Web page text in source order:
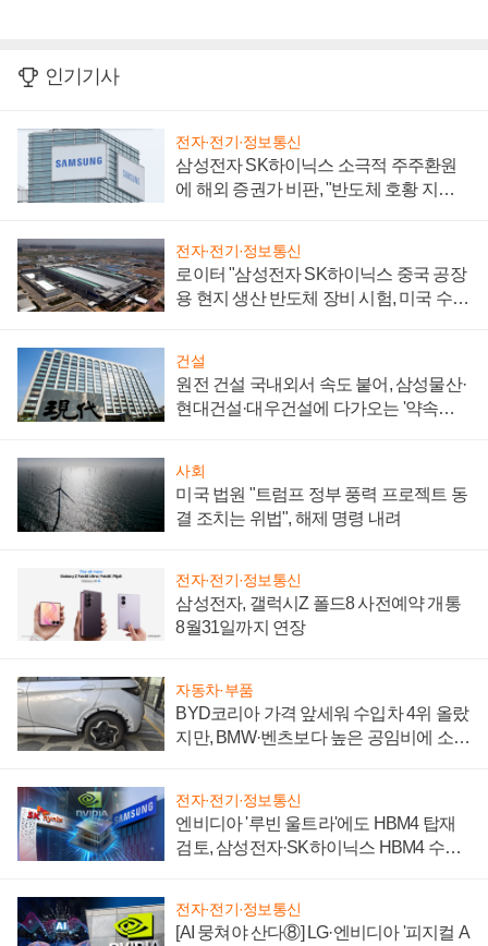
인기기사
전자·전기·정보통신
삼성전자 SK하이닉스 소극적 주주환원
에 해외 증권가 비판, "반도체 호황 지속
전자·전기·정보통신
로이터 "삼성전자 SK하이닉스 중국 공장
용 현지 생산 반도체 장비 시험, 미국 수출
건설
원전 건설 국내외서 속도 붙어, 삼성물산·
현대건설·대우건설에 다가오는 '약속의
사회
미국 법원 "트럼프 정부 풍력 프로젝트 동
결 조치는 위법", 해제 명령 내려
전자·전기·정보통신
삼성전자, 갤럭시Z 폴드8 사전예약 개통
8월31일까지 연장
자동차·부품
BYD코리아 가격 앞세워 수입차 4위 올랐
지만, BMW·벤츠보다 높은 공임비에 소비
전자·전기·정보통신
엔비디아 '루빈 울트라'에도 HBM4 탑재
검토, 삼성전자·SK하이닉스 HBM4 수율
전자·전기·정보통신
[AI 뭉쳐야 산다⑧] LG·엔비디아 '피지컬 A